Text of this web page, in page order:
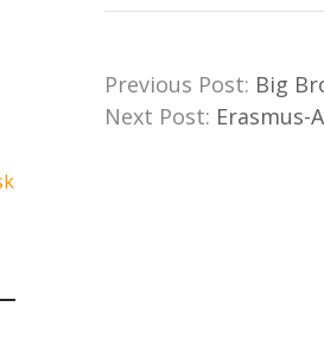
Previous Post: Big
Next Post: